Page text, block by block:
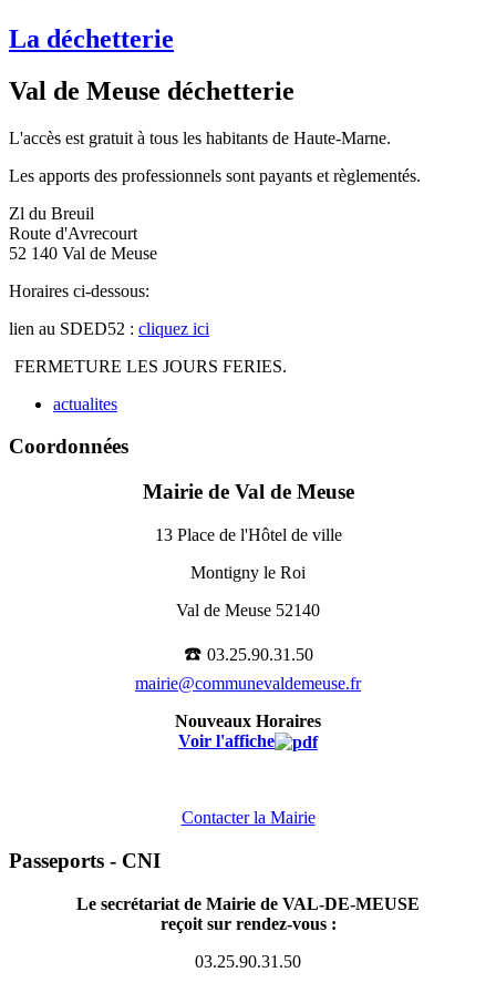
La déchetterie
Val de Meuse déchetterie
L'accès est gratuit à tous les habitants de Haute-Marne.
Les apports des professionnels sont payants et règlementés.
Zl du Breuil
Route d'Avrecourt
52 140 Val de Meuse
Horaires ci-dessous:
lien au SDED52 : cliquez ici
FERMETURE LES JOURS FERIES.
actualites
Coordonnées
Mairie de Val de Meuse
13 Place de l'Hôtel de ville
Montigny le Roi
Val de Meuse 52140
☎️ 03.25.90.31.50
mairie@communevaldemeuse.fr
Nouveaux Horaires
Voir l'affiche
Contacter la Mairie
Passeports - CNI
Le secrétariat de Mairie de VAL-DE-MEUSE
reçoit sur rendez-vous :
03.25.90.31.50